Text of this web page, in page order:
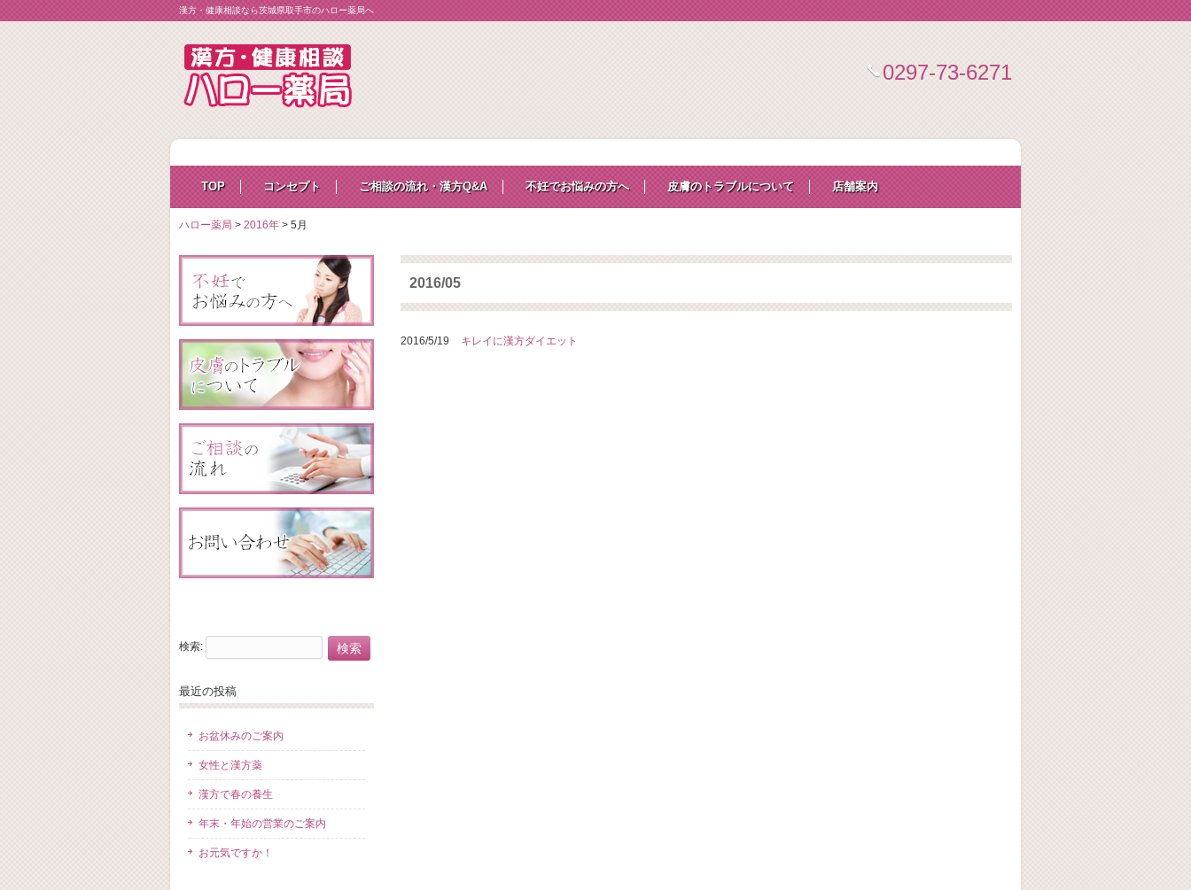
漢方・健康相談なら茨城県取手市のハロー薬局へ
0297-73-6271
TOP コンセプト ご相談の流れ・漢方Q&A 不妊でお悩みの方へ 皮膚のトラブルについて 店舗案内
ハロー薬局 > 2016年 > 5月
2016/05
2016/5/19 キレイに漢方ダイエット
検索:
最近の投稿
お盆休みのご案内
女性と漢方薬
漢方で春の養生
年末・年始の営業のご案内
お元気ですか！